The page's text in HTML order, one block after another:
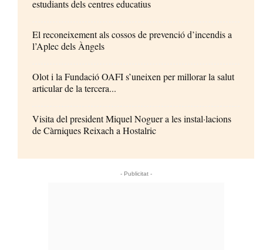
estudiants dels centres educatius
El reconeixement als cossos de prevenció d’incendis a
l’Aplec dels Àngels
Olot i la Fundació OAFI s’uneixen per millorar la salut
articular de la tercera...
Visita del president Miquel Noguer a les instal·lacions
de Càrniques Reixach a Hostalric
- Publicitat -